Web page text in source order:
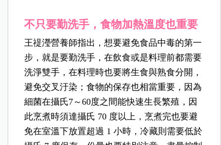
不只要勤洗手，食物加熱溫度也重要
王禔瀅營養師指出，想要避免食品中毒的第一
步，就是要勤洗手，在飲食或是料理前都需要
洗淨雙手，在料理時也要將生食與熟食分開，
避免交叉汙染；食物的保存也相當重要，因為
細菌在攝氏7～60度之間能快速生長繁殖，因
此烹煮時須達攝氏 70 度以上，烹煮完也要避
免在室溫下放置超過 1 小時，冷藏則需要低於